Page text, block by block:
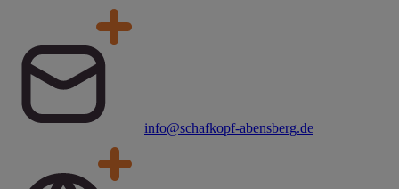
info@schafkopf-abensberg.de